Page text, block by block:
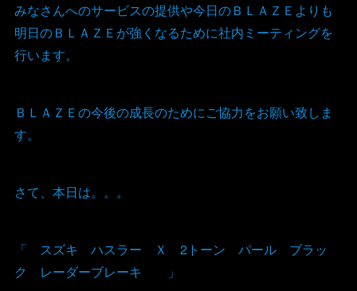
みなさんへのサービスの提供や今日のＢＬＡＺＥよりも
明日のＢＬＡＺＥが強くなるために社内ミーティングを
行います。
ＢＬＡＺＥの今後の成長のためにご協力をお願い致しま
す。
さて、本日は。。。
「 スズキ ハスラー Ｘ 2トーン パール ブラッ
ク レーダーブレーキ 」